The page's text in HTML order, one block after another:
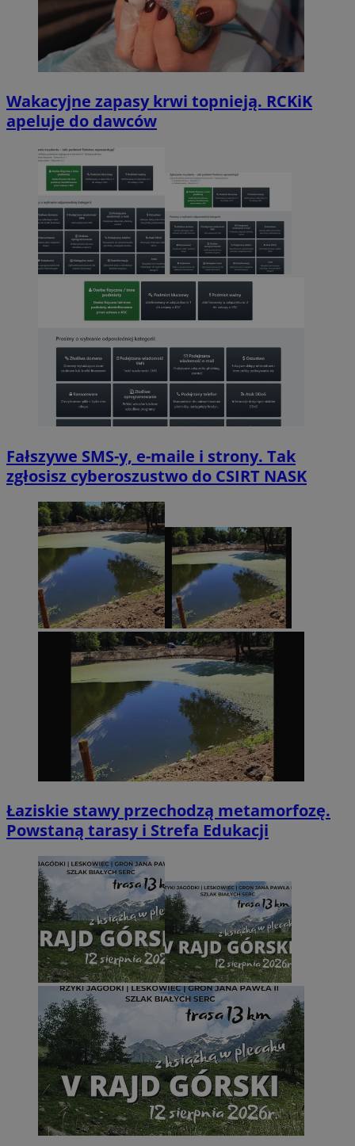
Wakacyjne zapasy krwi topnieją. RCKiK
apeluje do dawców
Fałszywe SMS-y, e-maile i strony. Tak
zgłosisz cyberoszustwo do CSIRT NASK
Łaziskie stawy przechodzą metamorfozę.
Powstaną tarasy i Strefa Edukacji